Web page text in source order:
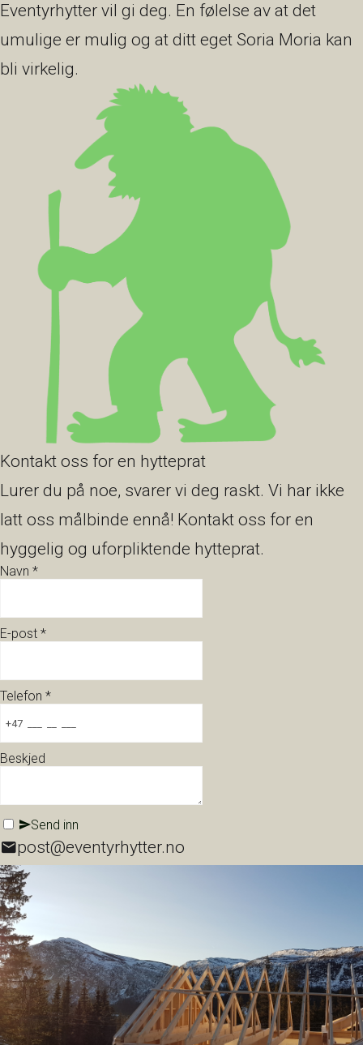
Eventyrhytter vil gi deg. En følelse av at det
umulige er mulig og at ditt eget Soria Moria kan
bli virkelig.
Kontakt oss for en hytteprat
Lurer du på noe, svarer vi deg raskt. Vi har ikke
latt oss målbinde ennå! Kontakt oss for en
hyggelig og uforpliktende hytteprat.
Navn *
E-post *
Telefon *
Beskjed
Send inn
post@eventyrhytter.no